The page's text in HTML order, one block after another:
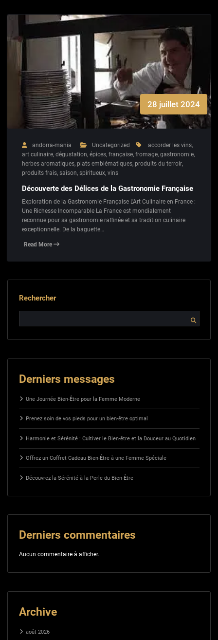
28 juillet 2024
andorra-mania Uncategorized accorder les vins,
art culinaire, dégustation, épices, française, fromage, gastronomie,
herbes aromatiques, plats emblématiques, produits du terroir,
produits frais, saison, spiritueux, vins
Découverte des Délices de la Gastronomie Française
Exploration de la Gastronomie Française L'Art Culinaire en France :
Une Richesse Incomparable La France est mondialement
reconnue pour sa gastronomie raffinée et sa tradition culinaire
exceptionnelle. De la baguette…
Read More
Rechercher
Derniers messages
Une Journée Bien-Être pour la Femme Moderne
Prenez soin de vos pieds pour un bien-être optimal
Harmonie et Sérénité : Cultiver le Bien-être et la Douceur au Quotidien
Offrez un Coffret Cadeau Bien-Être à une Femme Spéciale
Découvrez la Sérénité à la Perle du Bien-Être
Derniers commentaires
Aucun commentaire à afficher.
Archive
août 2026